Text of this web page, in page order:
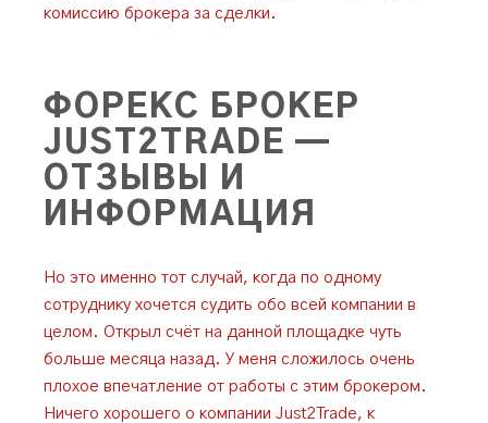
комиссию брокера за сделки.
ФОРЕКС БРОКЕР
JUST2TRADE —
ОТЗЫВЫ И
ИНФОРМАЦИЯ
Но это именно тот случай, когда по одному
сотруднику хочется судить обо всей компании в
целом. Открыл счёт на данной площадке чуть
больше месяца назад. У меня сложилось очень
плохое впечатление от работы с этим брокером.
Ничего хорошего о компании Just2Trade, к